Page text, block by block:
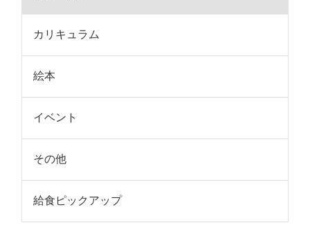
カリキュラム
絵本
イベント
その他
給食ピックアップ